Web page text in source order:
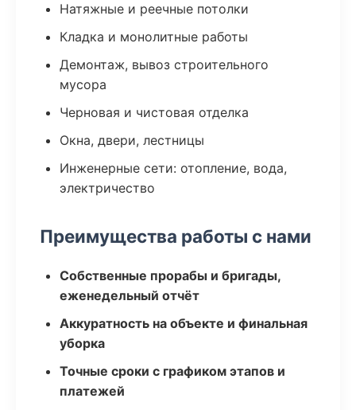
Натяжные и реечные потолки
Кладка и монолитные работы
Демонтаж, вывоз строительного
мусора
Черновая и чистовая отделка
Окна, двери, лестницы
Инженерные сети: отопление, вода,
электричество
Преимущества работы с нами
Собственные прорабы и бригады,
еженедельный отчёт
Аккуратность на объекте и финальная
уборка
Точные сроки с графиком этапов и
платежей